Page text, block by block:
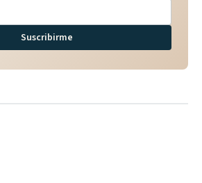
Suscribirme